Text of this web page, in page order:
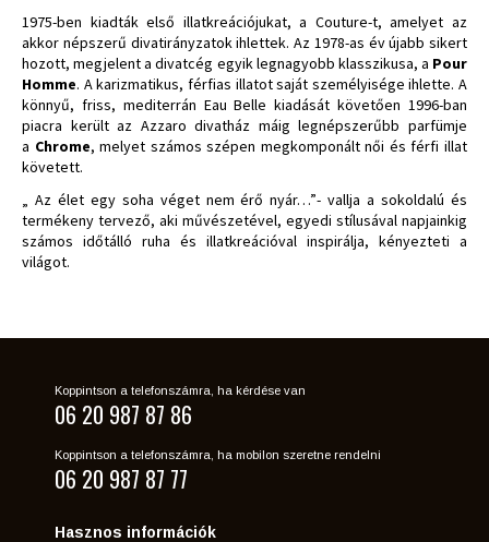
1975-ben kiadták első illatkreációjukat, a Couture-t, amelyet az
akkor népszerű divatirányzatok ihlettek. Az 1978-as év újabb sikert
hozott, megjelent a divatcég egyik legnagyobb klasszikusa, a Pour
Homme. A karizmatikus, férfias illatot saját személyisége ihlette. A
könnyű, friss, mediterrán Eau Belle kiadását követően 1996-ban
piacra került az Azzaro divatház máig legnépszerűbb parfümje
a Chrome, melyet számos szépen megkomponált női és férfi illat
követett.
„ Az élet egy soha véget nem érő nyár…”- vallja a sokoldalú és
termékeny tervező, aki művészetével, egyedi stílusával napjainkig
számos időtálló ruha és illatkreációval inspirálja, kényezteti a
világot.
Koppintson a telefonszámra, ha kérdése van
06 20 987 87 86
Koppintson a telefonszámra, ha mobilon szeretne rendelni
06 20 987 87 77
Hasznos információk